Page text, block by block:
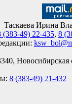
Ирина
(383-49) 22-435, 8
Новосибирская
8 (383-49) 21-432